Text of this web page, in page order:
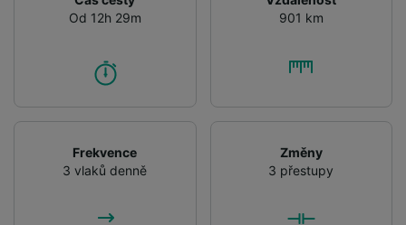
Od 12h 29m
901 km
Frekvence
3 vlaků denně
Změny
3 přestupy